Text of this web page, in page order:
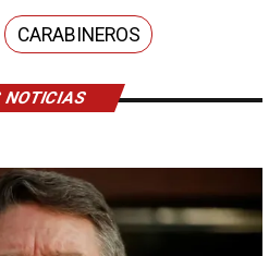
NOTICIAS
CARABINEROS